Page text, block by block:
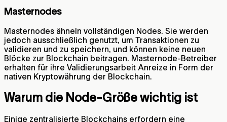
Masternodes
Masternodes ähneln vollständigen Nodes. Sie werden
jedoch ausschließlich genutzt, um Transaktionen zu
validieren und zu speichern, und können keine neuen
Blöcke zur Blockchain beitragen. Masternode-Betreiber
erhalten für ihre Validierungsarbeit Anreize in Form der
nativen Kryptowährung der Blockchain.
Warum die Node-Größe wichtig ist
Einige zentralisierte Blockchains erfordern eine